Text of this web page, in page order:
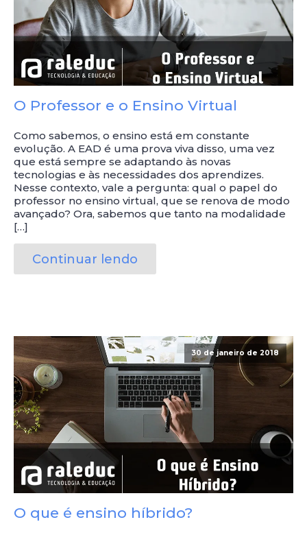
O Professor e o Ensino Virtual
Como sabemos, o ensino está em constante
evolução. A EAD é uma prova viva disso, uma vez
que está sempre se adaptando às novas
tecnologias e às necessidades dos aprendizes.
Nesse contexto, vale a pergunta: qual o papel do
professor no ensino virtual, que se renova de modo
avançado? Ora, sabemos que tanto na modalidade
[…]
Continuar lendo
30 de janeiro de 2018
O que é ensino híbrido?